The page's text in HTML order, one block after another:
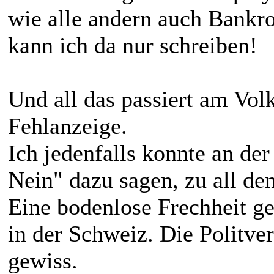
wie alle andern auch
kann ich da nur schreiben!
Und all das passiert am
Fehlanzeige.
Ich jedenfalls konnte an
Nein" dazu sagen, zu all
Eine bodenlose Frechheit
in der Schweiz. Die
gewiss.